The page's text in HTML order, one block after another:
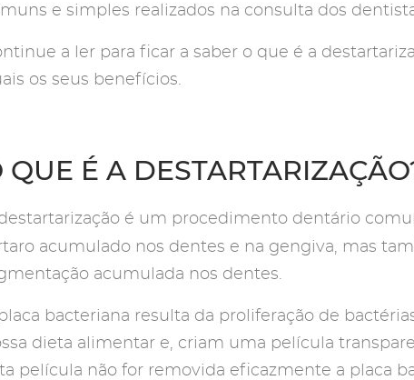
e simples realizados na consulta dos
a ler para ficar a saber o que é a
os seus benefícios.
QUE É A
é um procedimento dentário
acumulado nos dentes e na gengiva, mas
acumulada nos dentes.
bacteriana resulta da proliferação de
dieta alimentar e, criam uma película
película não for removida eficazmente a placa